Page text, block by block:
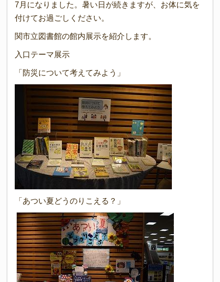
7月になりました。暑い日が続きますが、お体に気を
付けてお過ごしください。
関市立図書館の館内展示を紹介します。
入口テーマ展示
「防災について考えてみよう」
「あつい夏どうのりこえる？」